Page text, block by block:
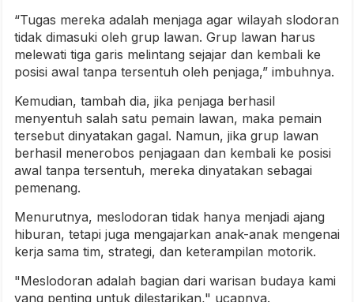
“Tugas mereka adalah menjaga agar wilayah slodoran
tidak dimasuki oleh grup lawan. Grup lawan harus
melewati tiga garis melintang sejajar dan kembali ke
posisi awal tanpa tersentuh oleh penjaga,” imbuhnya.
Kemudian, tambah dia, jika penjaga berhasil
menyentuh salah satu pemain lawan, maka pemain
tersebut dinyatakan gagal. Namun, jika grup lawan
berhasil menerobos penjagaan dan kembali ke posisi
awal tanpa tersentuh, mereka dinyatakan sebagai
pemenang.
Menurutnya, meslodoran tidak hanya menjadi ajang
hiburan, tetapi juga mengajarkan anak-anak mengenai
kerja sama tim, strategi, dan keterampilan motorik.
"Meslodoran adalah bagian dari warisan budaya kami
yang penting untuk dilestarikan," ucapnya.